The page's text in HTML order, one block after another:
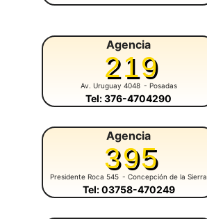
Agencia
219
Av. Uruguay 4048 - Posadas
Tel: 376-4704290
Agencia
395
Presidente Roca 545 - Concepción de la Sierra
Tel: 03758-470249